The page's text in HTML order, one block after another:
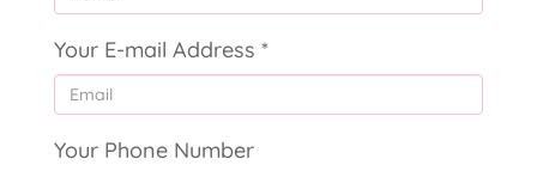
Your E-mail Address *
Your Phone Number